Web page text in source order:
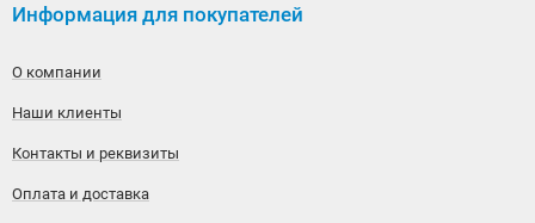
Информация для покупателей
О компании
Наши клиенты
Контакты и реквизиты
Оплата и доставка